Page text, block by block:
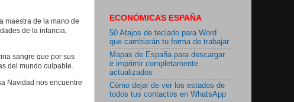
maestra de la mano de
de la infancia,
sangre que por sus
del mundo culpable.
Navidad nos encuentre
ECONÓMICAS ESPAÑA
50 Atajos de teclado para Word
que cambiarán tu forma de trabajar
Mapas de España para descargar
e imprimir completamente
actualizados
Cómo dejar de ver los estados de
todos tus contactos en WhatsApp